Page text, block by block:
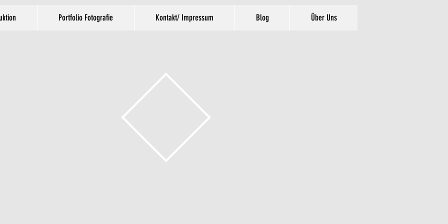
Portfolio Fotografie Kontakt/ Impressum Blog Über Uns
TS.ART CORPORATE